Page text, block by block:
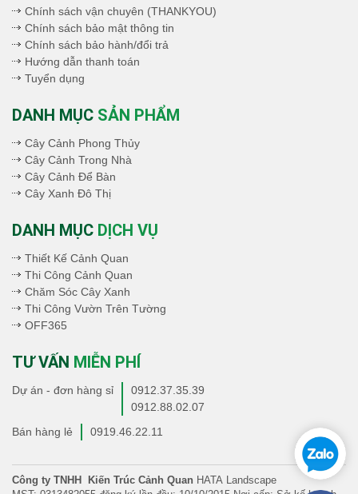
Chính sách vận chuyên (THANKYOU)
Chính sách bảo mật thông tin
Chính sách bảo hành/đổi trả
Hướng dẫn thanh toán
Tuyển dụng
DANH MỤC SẢN PHẨM
Cây Cảnh Phong Thủy
Cây Cảnh Trong Nhà
Cây Cảnh Để Bàn
Cây Xanh Đô Thị
DANH MỤC DỊCH VỤ
Thiết Kế Cảnh Quan
Thi Công Cảnh Quan
Chăm Sóc Cây Xanh
Thi Công Vườn Trên Tường
OFF365
TƯ VẤN MIỄN PHÍ
Dự án - đơn hàng sỉ
0912.37.35.39
0912.88.02.07
Bán hàng lẻ
0919.46.22.11
Công ty TNHH Kiến Trúc Cảnh Quan HATA Landscape